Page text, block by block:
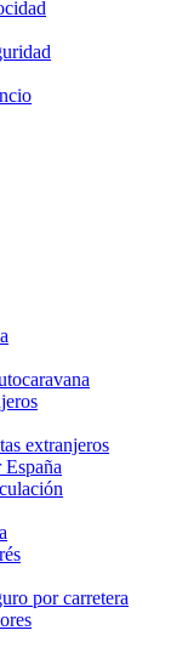
extranjeros
por carretera